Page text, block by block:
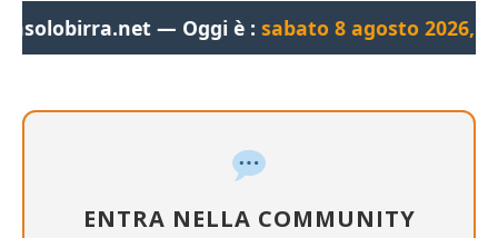
— Oggi è :sabato 8 agosto 2026, 06:21:52—
ENTRA NELLA COMMUNITY